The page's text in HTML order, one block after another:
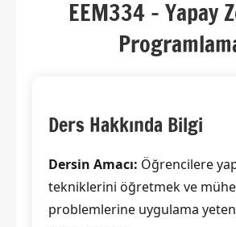
EEM334 – Yapay
Ders Hakkında Bilgi
Dersin Amacı: Öğrencilere
tekniklerini öğretmek ve
problemlerine uygulama